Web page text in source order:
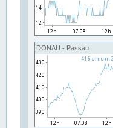
DONAU - Passau